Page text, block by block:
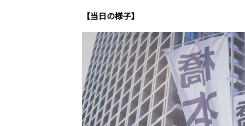
【当日の様子】